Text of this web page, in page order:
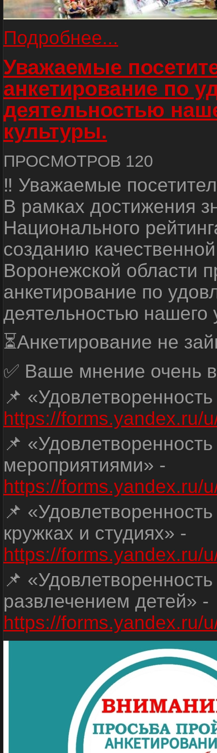
Подробнее...
Уважаемые
анкетирование по
деятельностью
культуры.
ПРОСМОТРОВ 120
‼ Уважаемые
В рамках достижения
Национального
созданию
Воронежской области
анкетирование по
деятельностью нашего
⏳Анкетирование не
✅ Ваше мнение очень
📌
https://forms.yandex.ru/
📌
мероприятиями» -
https://forms.yandex.ru/
📌
кружках и студиях» -
https://forms.yandex.ru/
📌
развлечением детей» -
https://forms.yandex.ru/